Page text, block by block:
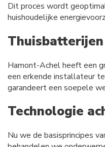
Dit proces wordt
huishoudelijke
Hamont-Achel heeft een
een erkende installateur
garandeert een soepele
Technologie
Nu we de basisprincipes